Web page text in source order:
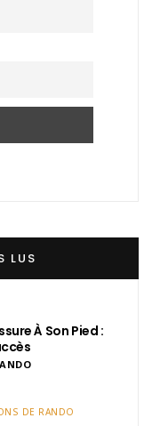
LUS
À Son Pied :
DE RANDO